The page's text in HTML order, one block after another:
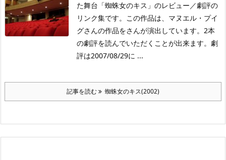
た舞台「蜘蛛女のキス」のレビュー／劇評の
リンク集です。この作品は、マヌエル・プイ
グさんの作品をさんが演出しています。2本
の劇評を読んでいただくことが出来ます。劇
評は2007/08/29に ...
記事を読む 蜘蛛女のキス(2002)